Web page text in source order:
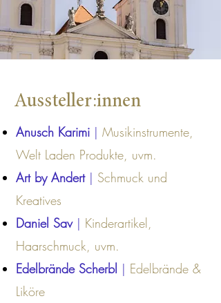
Aussteller:innen
Anusch Karimi | Musikinstrumente,
Welt Laden Produkte, uvm.
Art by Andert| Schmuck und
Kreatives
Daniel Sav| Kinderartikel,
Haarschmuck, uvm.
Edelbrände Scherbl | Edelbrände &
Liköre